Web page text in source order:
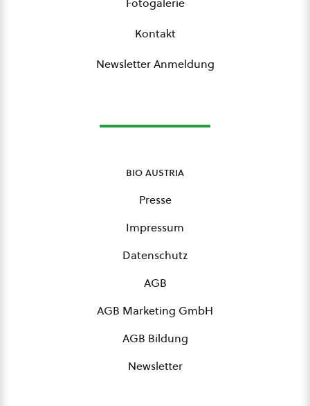
Kontakt
Newsletter Anmeldung
bio austria
Presse
Impressum
Datenschutz
AGB
AGB Marketing GmbH
AGB Bildung
Newsletter